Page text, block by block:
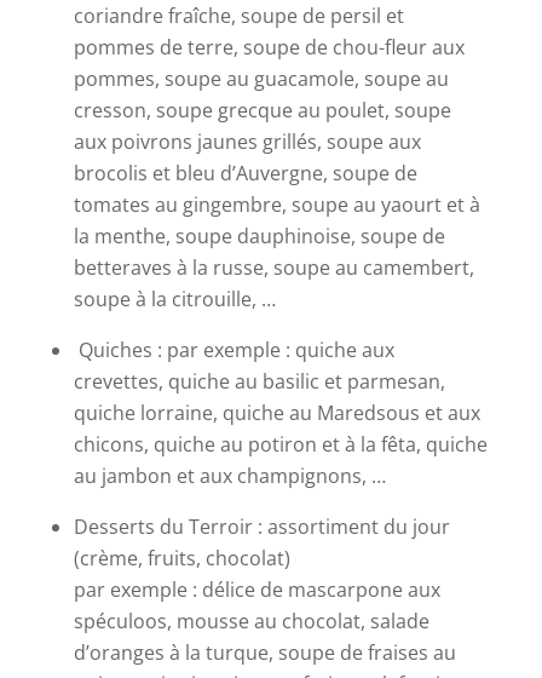
coriandre fraîche, soupe de persil et
pommes de terre, soupe de chou-fleur aux
pommes, soupe au guacamole, soupe au
cresson, soupe grecque au poulet, soupe
aux poivrons jaunes grillés, soupe aux
brocolis et bleu d’Auvergne, soupe de
tomates au gingembre, soupe au yaourt et à
la menthe, soupe dauphinoise, soupe de
betteraves à la russe, soupe au camembert,
soupe à la citrouille, …
Quiches : par exemple : quiche aux
crevettes, quiche au basilic et parmesan,
quiche lorraine, quiche au Maredsous et aux
chicons, quiche au potiron et à la fêta, quiche
au jambon et aux champignons, …
Desserts du Terroir : assortiment du jour
(crème, fruits, chocolat)
par exemple : délice de mascarpone aux
spéculoos, mousse au chocolat, salade
d’oranges à la turque, soupe de fraises au